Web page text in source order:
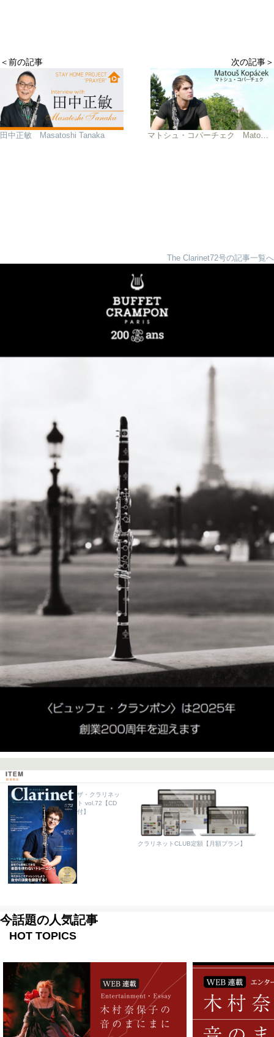
＜前の記事
田中正敏 Masatoshi Tanaka
次の記事＞
The Clarinet72号の記事一覧へ
ザ・クラリネッ
ト vol.72【CD
付】
クラリネットCLUB定額【月額プラン】
今話題の人気記事
HOT TOPICS